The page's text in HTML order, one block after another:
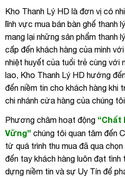
Kho Thanh Lý HD là đơn vị có
lĩnh vực mua bán bàn ghế thanh
mang lại những sản phẩm thanh
cấp đến khách hàng của mình
nhiệt huyết của tuổi trẻ cùng với
lao, Kho Thanh Lý HD hướng
đến niềm tin cho khách hàng khi
chi nhánh cửa hàng của chúng
Phương châm hoạt động “Chất
Vững” chúng tôi quan tâm đến
từ quá trình thu mua đã qua
đến tay khách hàng luôn đạt tình
dựng niềm tin và sự Uy Tín để